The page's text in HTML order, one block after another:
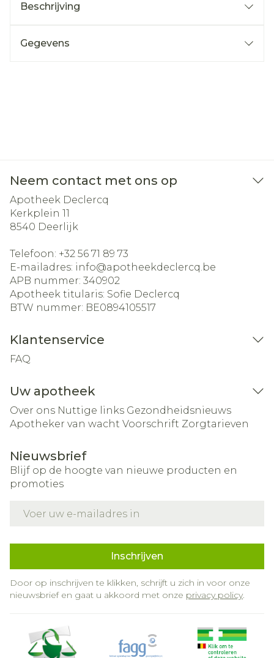
Beschrijving
Gegevens
Neem contact met ons op
Apotheek Declercq
Kerkplein 11
8540 Deerlijk
Telefoon: +32 56 71 89 73
E-mailadres: info@apotheekdeclercq.be
APB nummer: 340902
Apotheek titularis: Sofie Declercq
BTW nummer: BE0894105517
Klantenservice
FAQ
Uw apotheek
Over ons Nuttige links Gezondheidsnieuws
Apotheker van wacht Voorschrift Zorgtarieven
Nieuwsbrief
Blijf op de hoogte van nieuwe producten en
promoties
Inschrijven
Door op inschrijven te klikken, schrijft u zich in voor onze
nieuwsbrief en gaat u akkoord met onze privacy policy.